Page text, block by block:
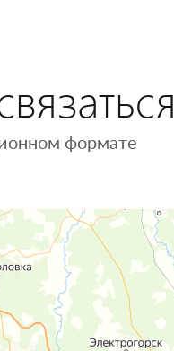
формате